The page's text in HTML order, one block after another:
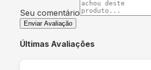
Seu comentário
Enviar Avaliação
Últimas Avaliações